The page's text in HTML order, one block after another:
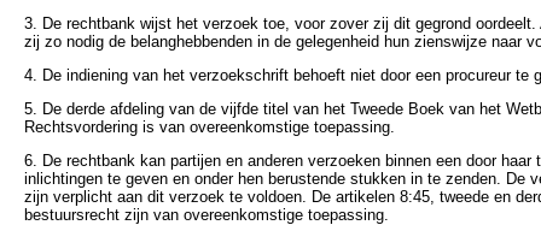
3. De rechtbank wijst het verzoek toe, voor zover zij dit gegrond
zij zo nodig de belanghebbenden in de gelegenheid hun zienswijze naar
4. De indiening van het verzoekschrift behoeft niet door een procureur te
5. De derde afdeling van de vijfde titel van het Tweede Boek van het
Rechtsvordering is van overeenkomstige toepassing.
6. De rechtbank kan partijen en anderen verzoeken binnen een door
inlichtingen te geven en onder hen berustende stukken in te zenden. De
zijn verplicht aan dit verzoek te voldoen. De artikelen 8:45, tweede en
bestuursrecht zijn van overeenkomstige toepassing.